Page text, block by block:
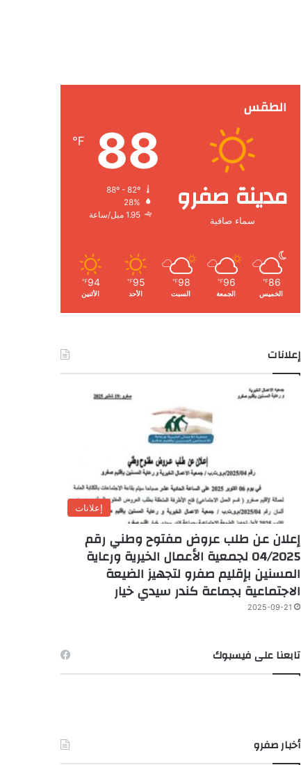
الطقس
مدينة صفرو
سماء صافية
88
℉
28%
1.95 ميل/ساعة
86
℉
الخميس
96
℉
الجمعة
98
℉
السبت
95
℉
الأحد
94
℉
الأثنين
إعلانات
إعلانات
إعلان عن طلب عروض مفتوح وطني رقم
04/2025 لجمعية الأعمال الخيرية ورعاية
المسنين بإقليم صفرو لتجهيز الضيعة
الاجتماعية بجماعة كندر سيدي خيار
2025-09-21
تابعنا على فيسبوك
أخبار صفرو